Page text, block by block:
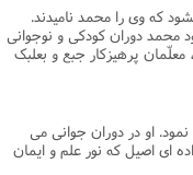
که وى را محمد نامیدند.
محمد دوران کودکى و نوجوانى
پرهیزکار جبع و بعلبک
او در دوران جوانى مى
اى اصیل که نور علم و ایمان